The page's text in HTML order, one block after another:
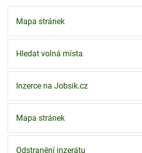
Mapa stránek
Hledat volná místa
Inzerce na Jobsik.cz
Mapa stránek
Odstranění inzerátu